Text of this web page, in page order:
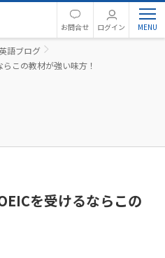
お問合せ ログイン
英語ブログ
この教材が強い味方！
を受けるならこの